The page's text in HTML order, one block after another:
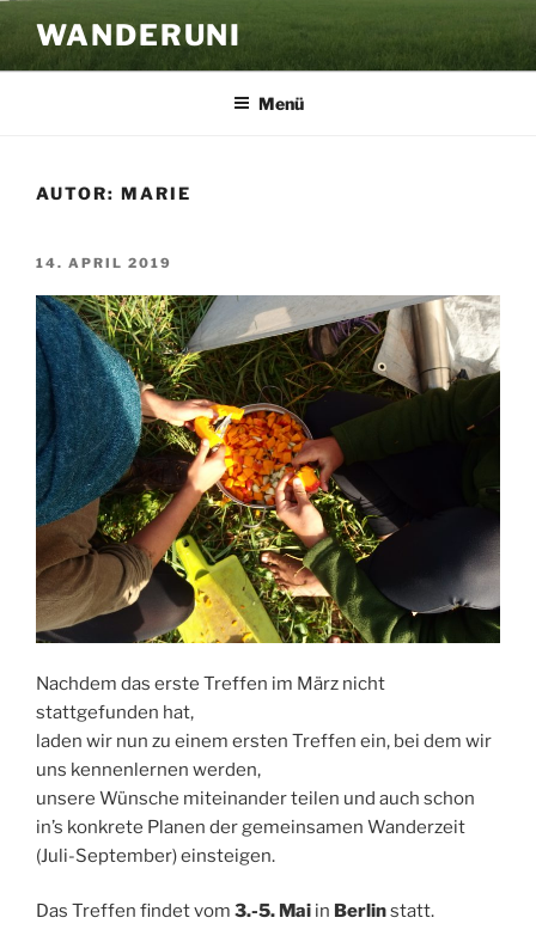
Inhalt
springen
WANDERUNI
Menü
AUTOR: MARIE
VERÖFFENTLICHT
14. APRIL 2019
Nachdem das erste Treffen im März nicht
stattgefunden hat,
laden wir nun zu einem ersten Treffen ein, bei dem wir
uns kennenlernen werden,
unsere Wünsche miteinander teilen und auch schon
in’s konkrete Planen der gemeinsamen Wanderzeit
(Juli-September) einsteigen.
Das Treffen findet vom 3.-5. Mai in Berlinstatt.